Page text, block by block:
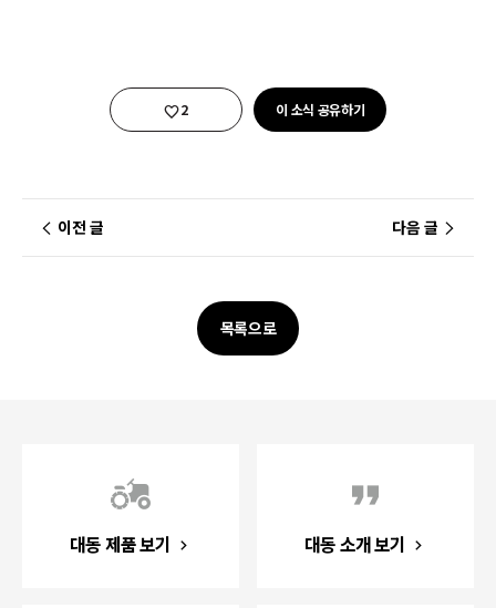
2좋아요 이 소식 공유하기
이전 글 다음 글
목록으로
대동 제품 보기 대동 소개 보기